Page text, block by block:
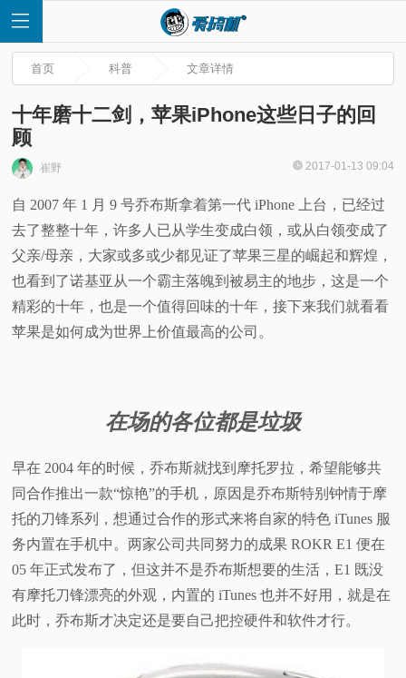
首
页
快
讯
科
普
体
首页 科普 文章详情
十年磨十二剑，苹果iPhone这些日子的回
顾
崔野 2017-01-13 09:04
自 2007 年 1 月 9 号乔布斯拿着第一代 iPhone 上台，已经过
去了整整十年，许多人已从学生变成白领，或从白领变成了
父亲/母亲，大家或多或少都见证了苹果三星的崛起和辉煌，
也看到了诺基亚从一个霸主落魄到被易主的地步，这是一个
精彩的十年，也是一个值得回味的十年，接下来我们就看看
苹果是如何成为世界上价值最高的公司。
在场的各位都是垃圾
早在 2004 年的时候，乔布斯就找到摩托罗拉，希望能够共
同合作推出一款“惊艳”的手机，原因是乔布斯特别钟情于摩
托的刀锋系列，想通过合作的形式来将自家的特色 iTunes 服
务内置在手机中。两家公司共同努力的成果 ROKR E1 便在
05 年正式发布了，但这并不是乔布斯想要的生活，E1 既没
有摩托刀锋漂亮的外观，内置的 iTunes 也并不好用，就是在
此时，乔布斯才决定还是要自己把控硬件和软件才行。